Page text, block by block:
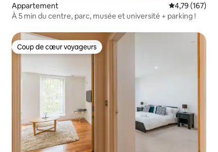
Appartement Évaluation
4,79 (167)
À 5 min du centre, parc, musée et université + parking !
Coup de cœur voyageurs
Coup de cœur voyageurs